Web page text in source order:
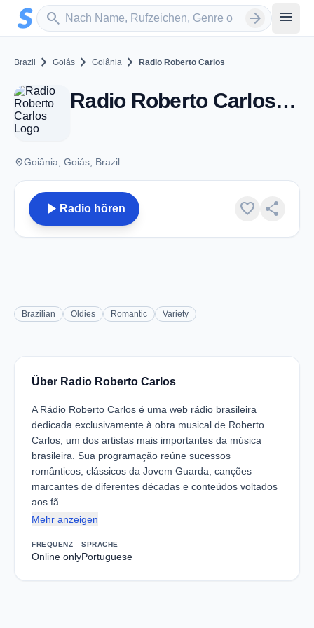
Zum Hauptinhalt springen
search
Sender suchen arrow_forward menu
Brazil chevron_right Goiás chevron_right Goiânia chevron_right Radio Roberto Carlos
Radio Roberto Carlos - Goiânia
placeGoiânia, Goiás, Brazil
play_arrow Radio hören favorite share
Brazilian Oldies Romantic Variety
Über Radio Roberto Carlos
A Rádio Roberto Carlos é uma web rádio brasileira
dedicada exclusivamente à obra musical de Roberto
Carlos, um dos artistas mais importantes da música
brasileira. Sua programação reúne sucessos
românticos, clássicos da Jovem Guarda, canções
marcantes de diferentes décadas e conteúdos voltados
aos fã…
Mehr anzeigen
FREQUENZ
Online only
SPRACHE
Portuguese